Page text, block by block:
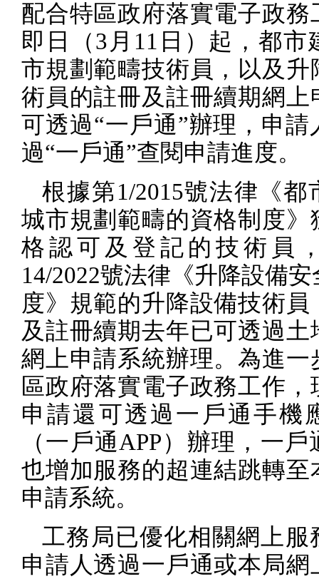
配合特區政府落實電子政務
即日（3 月 11 日）起，都市
市規劃範疇技術員，以及升
術員的註冊及註冊續期網上
可透過“一戶通”辦理，申請
過“一戶通”查閱申請進度。
根據第1/2015號法律《都
城市規劃範疇的資格制度》
格認可及登記的技術員
14/2022號法律《升降設備安
度》規範的升降設備技術員
及註冊續期去年已可透過土
網上申請系統辦理。為進一
區政府落實電子政務工作，
申請還可透過一戶通手機
（一戶通APP）辦理，一戶
也增加服務的超連結跳轉至
申請系統。
工務局已優化相關網上服
申請人透過一戶通或本局網